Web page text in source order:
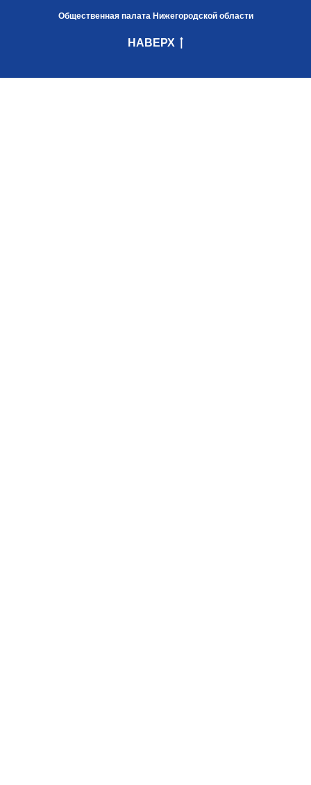
Общественная палата Нижегородской области
НАВЕРХ